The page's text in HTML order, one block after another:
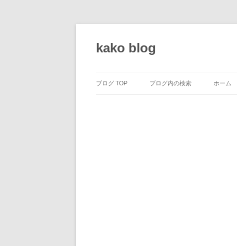
テ
ン
ッ
kako blog
ブログ TOP ブログ内の検索 ホーム